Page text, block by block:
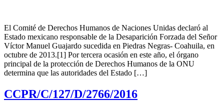
El Comité de Derechos Humanos de Naciones Unidas declaró al
Estado mexicano responsable de la Desaparición Forzada del Señor
Víctor Manuel Guajardo sucedida en Piedras Negras- Coahuila, en
octubre de 2013.[1] Por tercera ocasión en este año, el órgano
principal de la protección de Derechos Humanos de la ONU
determina que las autoridades del Estado […]
CCPR/C/127/D/2766/2016